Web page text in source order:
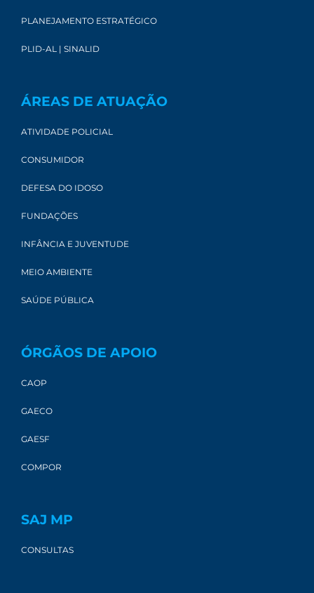
PLANEJAMENTO ESTRATÉGICO
PLID-AL | SINALID
ÁREAS DE ATUAÇÃO
ATIVIDADE POLICIAL
CONSUMIDOR
DEFESA DO IDOSO
FUNDAÇÕES
INFÂNCIA E JUVENTUDE
MEIO AMBIENTE
SAÚDE PÚBLICA
ÓRGÃOS DE APOIO
CAOP
GAECO
GAESF
COMPOR
SAJ MP
CONSULTAS